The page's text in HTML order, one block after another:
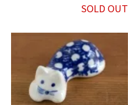
SOLD OUT